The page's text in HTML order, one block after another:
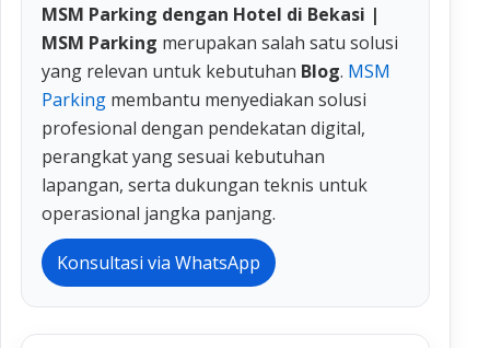
MSM Parking dengan Hotel di Bekasi |
MSM Parking merupakan salah satu solusi
yang relevan untuk kebutuhan Blog. MSM
Parking membantu menyediakan solusi
profesional dengan pendekatan digital,
perangkat yang sesuai kebutuhan
lapangan, serta dukungan teknis untuk
operasional jangka panjang.
Konsultasi via WhatsApp